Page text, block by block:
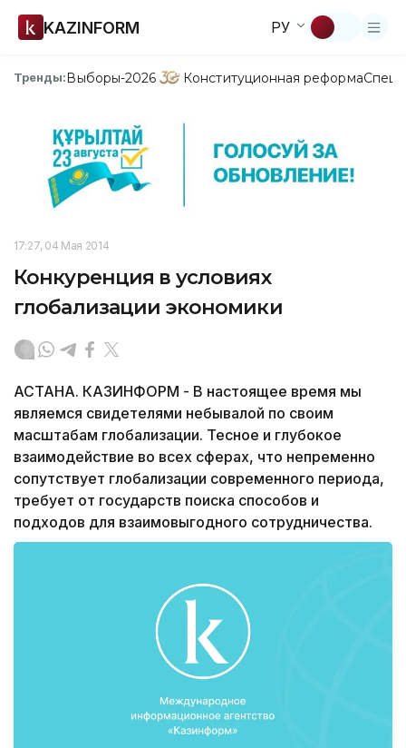
KAZINFORM РУ
Тренды:Выборы-2026 Конституционная реформа
17:27, 04 Мая 2014
Конкуренция в условиях
глобализации экономики
АСТАНА. КАЗИНФОРМ - В настоящее время мы
являемся свидетелями небывалой по своим
масштабам глобализации. Тесное и глубокое
взаимодействие во всех сферах, что непременно
сопутствует глобализации современного периода,
требует от государств поиска способов и
подходов для взаимовыгодного сотрудничества.